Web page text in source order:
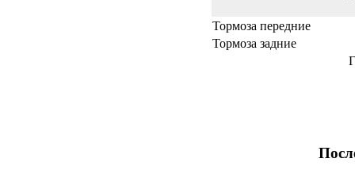
Тормоза передние
Тормоза задние